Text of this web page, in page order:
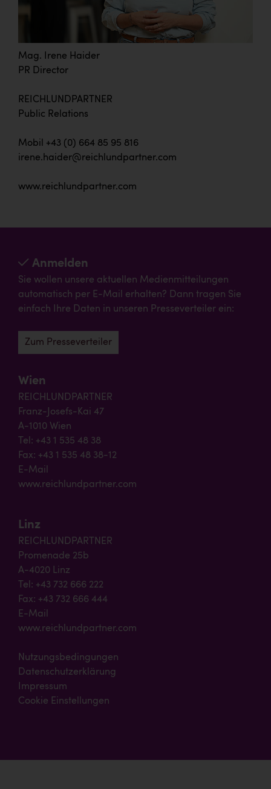
Mag. Irene Haider
PR Director
REICHLUNDPARTNER
Public Relations
Mobil +43 (0) 664 85 95 816
irene.haider@reichlundpartner.com
www.reichlundpartner.com
Anmelden
Sie wollen unsere aktuellen Medienmitteilungen
automatisch per E-Mail erhalten? Dann tragen Sie
einfach Ihre Daten in unseren Presseverteiler ein:
Zum Presseverteiler
Wien
REICHLUNDPARTNER
Franz-Josefs-Kai 47
A-1010 Wien
Tel: +43 1 535 48 38
Fax: +43 1 535 48 38-12
E-Mail
www.reichlundpartner.com
Linz
REICHLUNDPARTNER
Promenade 25b
A-4020 Linz
Tel: +43 732 666 222
Fax: +43 732 666 444
E-Mail
www.reichlundpartner.com
Nutzungsbedingungen
Datenschutzerklärung
Impressum
Cookie Einstellungen